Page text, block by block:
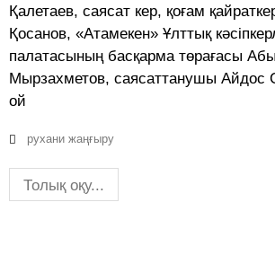
Қалетаев, саясат кер, қоғам
Қосанов, «Атамекен» Ұлттық
палатасының басқарма төрағасы
Мырзахметов, саясаттанушы Айдос
ой
рухани жаңғыру
Толық оқу...